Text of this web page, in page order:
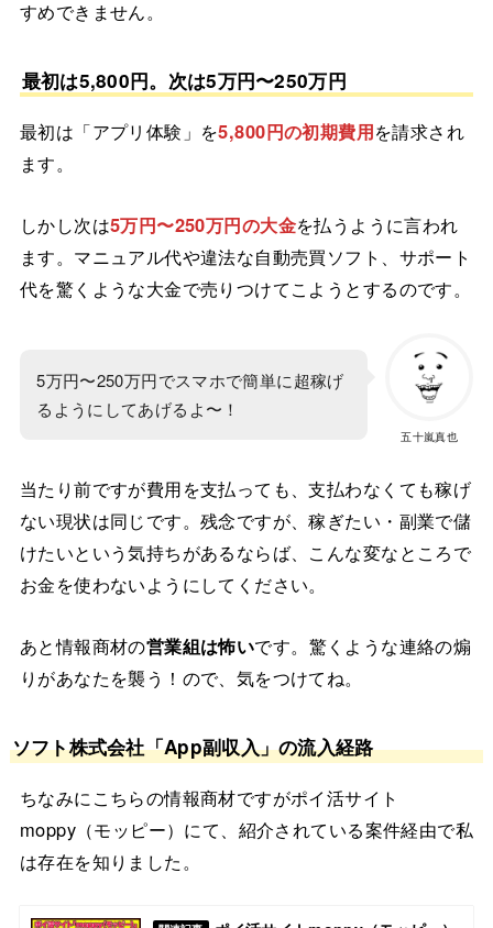
すめできません。
最初は5,800円。次は5万円〜250万円
最初は「アプリ体験」を5,800円の初期費用を請求され
ます。
しかし次は5万円〜250万円の大金を払うように言われ
ます。マニュアル代や違法な自動売買ソフト、サポート
代を驚くような大金で売りつけてこようとするのです。
五十嵐真也
5万円〜250万円でスマホで簡単に超稼げ
るようにしてあげるよ〜！
当たり前ですが費用を支払っても、支払わなくても稼げ
ない現状は同じです。残念ですが、稼ぎたい・副業で儲
けたいという気持ちがあるならば、こんな変なところで
お金を使わないようにしてください。
あと情報商材の営業組は怖いです。驚くような連絡の煽
りがあなたを襲う！ので、気をつけてね。
ソフト株式会社「App副収入」の流入経路
ちなみにこちらの情報商材ですがポイ活サイト
moppy（モッピー）にて、紹介されている案件経由で私
は存在を知りました。